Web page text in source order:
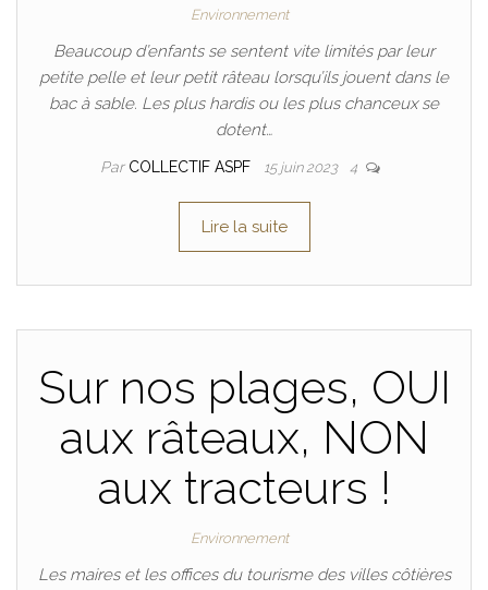
Environnement
Beaucoup d’enfants se sentent vite limités par leur
petite pelle et leur petit râteau lorsqu’ils jouent dans le
bac à sable. Les plus hardis ou les plus chanceux se
dotent…
Par COLLECTIF ASPF 15 juin 2023 4
Lire la suite
Sur nos plages, OUI
aux râteaux, NON
aux tracteurs !
Environnement
Les maires et les offices du tourisme des villes côtières